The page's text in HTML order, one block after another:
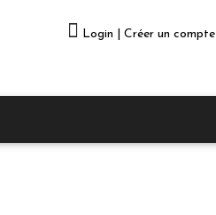
Login | Créer un compte